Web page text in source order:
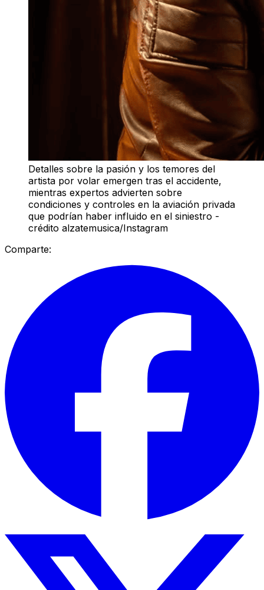
Detalles sobre la pasión y los temores del
artista por volar emergen tras el accidente,
mientras expertos advierten sobre
condiciones y controles en la aviación privada
que podrían haber influido en el siniestro -
crédito alzatemusica/Instagram
Comparte: